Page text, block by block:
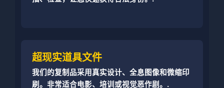
超现实道具文件
我们的复制品采用真实设计、全息图像和微缩印
刷。非常适合电影、培训或视觉恶作剧。.